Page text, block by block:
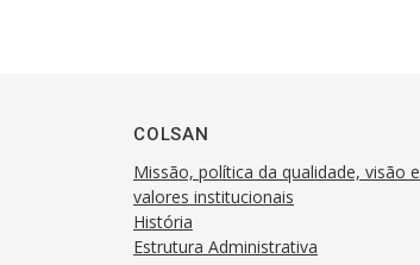
COLSAN
Missão, política da qualidade, visão e
valores institucionais
História
Estrutura Administrativa